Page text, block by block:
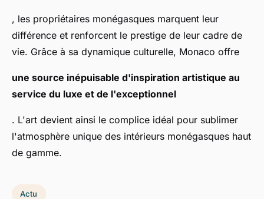
, les propriétaires monégasques marquent leur
différence et renforcent le prestige de leur cadre de
vie. Grâce à sa dynamique culturelle, Monaco offre
une source inépuisable d'inspiration artistique au
service du luxe et de l'exceptionnel
. L'art devient ainsi le complice idéal pour sublimer
l'atmosphère unique des intérieurs monégasques haut
de gamme.
Actu